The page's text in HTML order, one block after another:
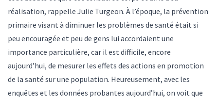
réalisation, rappelle Julie Turgeon. À l’époque, la prévention
primaire visant à diminuer les problèmes de santé était si
peu encouragée et peu de gens lui accordaient une
importance particulière, car il est difficile, encore
aujourd’hui, de mesurer les effets des actions en promotion
de la santé sur une population. Heureusement, avec les
enquêtes et les données probantes aujourd’hui, on voit que